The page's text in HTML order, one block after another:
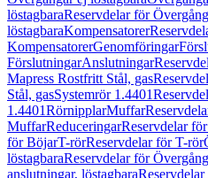
löstagbaraReservdelar för
löstagbaraKompensatorer
KompensatorerGenomföringar
FörslutningarAnslutningar
Mapress Rostfritt Stål, gas
Stål, gasSystemrör 1.4401
1.4401RörnipplarMuffar
MuffarReduceringarReservdelar
för BöjarT-rörReservdelar för T-rör
löstagbaraReservdelar för
anslutningar, löstagbara